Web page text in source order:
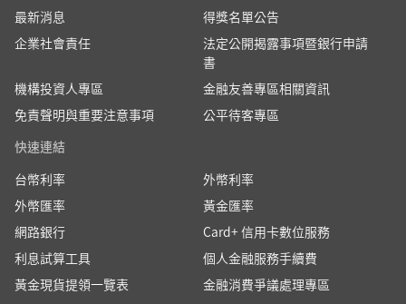
最新消息
得獎名單公告
企業社會責任
法定公開揭露事項暨銀行申請
書
機構投資人專區
金融友善專區相關資訊
免責聲明與重要注意事項
公平待客專區
快速連結
台幣利率
外幣利率
外幣匯率
黃金匯率
網路銀行
Card+ 信用卡數位服務
利息試算工具
個人金融服務手續費
黃金現貨提領一覽表
金融消費爭議處理專區